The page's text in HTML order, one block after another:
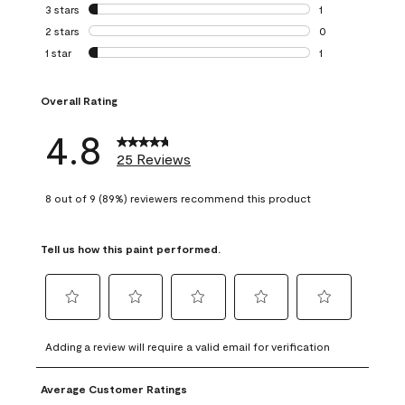
0 reviews with 4
3 stars stars
1
1 review with 3
2 stars stars
0
0 reviews with 2
1 star stars
1
Overall Rating
4.8 25 Reviews
8 out of 9 (89%) reviewers recommend this product
Tell us how this paint performed.
to
rate
the
item
to
rate
the
to
rate
the
item
to
rate
to
rate
Adding a review will require a valid email for verification
Average Customer Ratings